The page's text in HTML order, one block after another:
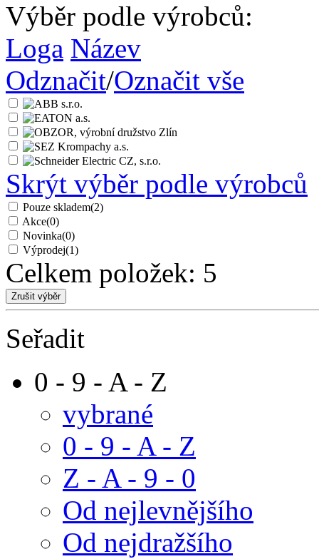
Výběr podle výrobců:
Loga Název
Odznačit/Označit vše
Skrýt výběr podle výrobců
Pouze skladem(2)
Akce(0)
Novinka(0)
Výprodej(1)
Celkem položek: 5
Seřadit
0 - 9 - A - Z
vybrané
0 - 9 - A - Z
Z - A - 9 - 0
Od nejlevnějšího
Od nejdražšího